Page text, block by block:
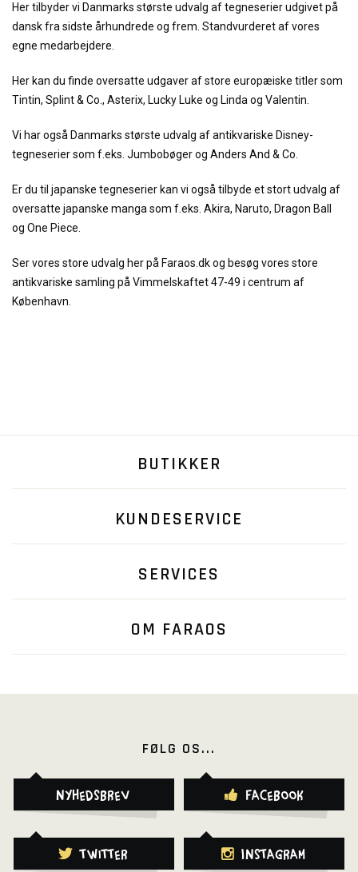
Her tilbyder vi Danmarks største udvalg af tegneserier udgivet på
dansk fra sidste århundrede og frem. Standvurderet af vores
egne medarbejdere.
Her kan du finde oversatte udgaver af store europæiske titler som
Tintin, Splint & Co., Asterix, Lucky Luke og Linda og Valentin.
Vi har også Danmarks største udvalg af antikvariske Disney-
tegneserier som f.eks. Jumbobøger og Anders And & Co.
Er du til japanske tegneserier kan vi også tilbyde et stort udvalg af
oversatte japanske manga som f.eks. Akira, Naruto, Dragon Ball
og One Piece.
Ser vores store udvalg her på Faraos.dk og besøg vores store
antikvariske samling på Vimmelskaftet 47-49 i centrum af
København.
BUTIKKER
KUNDESERVICE
SERVICES
OM FARAOS
FØLG OS...
Nyhedsbrev Facebook
Twitter Instagram